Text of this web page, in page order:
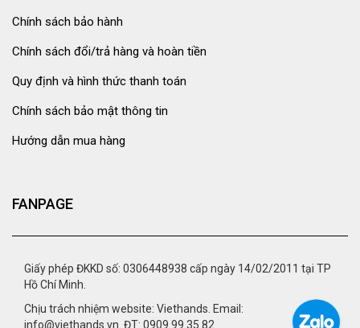
Chính sách bảo hành
Chính sách đổi/trả hàng và hoàn tiền
Quy định và hình thức thanh toán
Chính sách bảo mật thông tin
Hướng dẫn mua hàng
FANPAGE
Giấy phép ĐKKD số: 0306448938 cấp ngày 14/02/2011 tại TP
Hồ Chí Minh.
Chịu trách nhiệm website: Viethands. Email:
info@viethands.vn. ĐT: 0909.99.35.82